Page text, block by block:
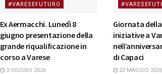
#VARESEFUTURO
Ex Aermacchi. Lunedì 8
giugno presentazione della
grande riqualificazione in
corso a Varese
3 GIUGNO 2026
Giornata
iniziative a
di Capaci
22 MAGGIO 2026